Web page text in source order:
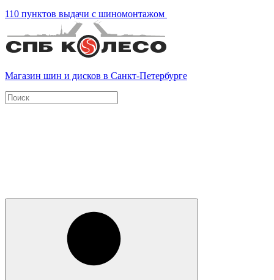
110 пунктов выдачи с шиномонтажом
Магазин шин и дисков в Санкт-Петербурге